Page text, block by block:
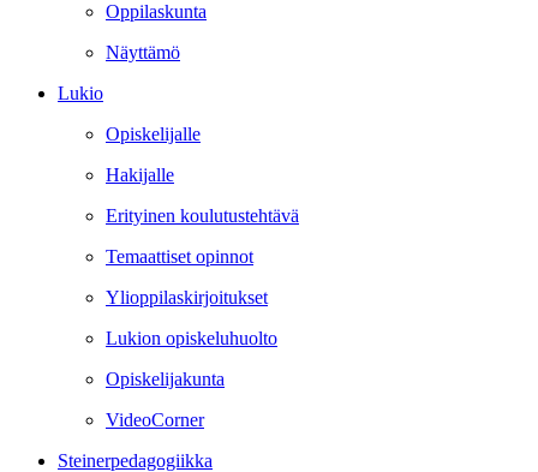
Oppilaskunta
Näyttämö
Lukio
Opiskelijalle
Hakijalle
Erityinen koulutustehtävä
Temaattiset opinnot
Ylioppilaskirjoitukset
Lukion opiskeluhuolto
Opiskelijakunta
VideoCorner
Steinerpedagogiikka